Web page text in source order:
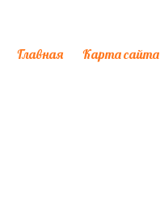
Главная Карта сайта